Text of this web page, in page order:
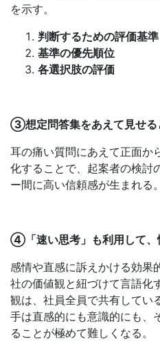
を示す。
判断するための評価基準
基準の優先順位
各選択肢の評価
③想定問答集をあえて見せる
耳の痛い質問にあえて正面か
化することで、起案者の検討
ー間に高い信頼感が生まれる。
④「速い思考」も利用して、
感情や直感に訴えかける効果
社の価値観と紐づけて言語化
観は、社員全員で共有してい
手は直感的にも意識的にも、
ることが極めて難しくなる。